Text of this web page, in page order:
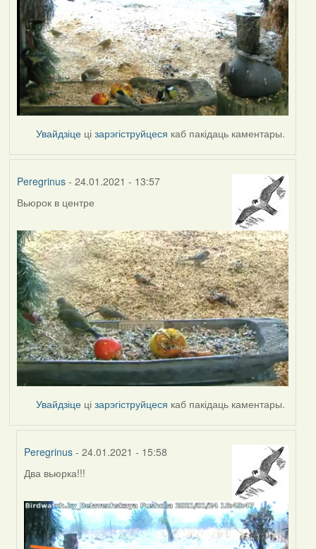
Увайдзіце цізарэгіструйцеся каб пакідаць каментары.
Peregrinus- 24.01.2021 - 13:57
Вьюрок в центре
Увайдзіце цізарэгіструйцеся каб пакідаць каментары.
Peregrinus - 24.01.2021 - 15:58
In
to
by
Peregrinus
Два вьюрка!!!